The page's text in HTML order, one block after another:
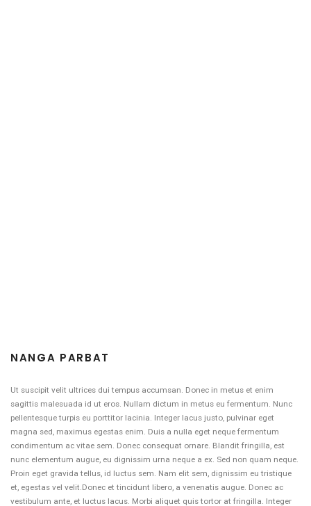
NANGA PARBAT
Ut suscipit velit ultrices dui tempus accumsan. Donec in metus et enim
sagittis malesuada id ut eros. Nullam dictum in metus eu fermentum. Nunc
pellentesque turpis eu porttitor lacinia. Integer lacus justo, pulvinar eget
magna sed, maximus egestas enim. Duis a nulla eget neque fermentum
condimentum ac vitae sem. Donec consequat ornare. Blandit fringilla, est
nunc elementum augue, eu dignissim urna neque a ex. Sed non quam neque.
Proin eget gravida tellus, id luctus sem. Nam elit sem, dignissim eu tristique
et, egestas vel velit.Donec et tincidunt libero, a venenatis augue. Donec ac
vestibulum ante, et luctus lacus. Morbi aliquet quis tortor at fringilla. Integer